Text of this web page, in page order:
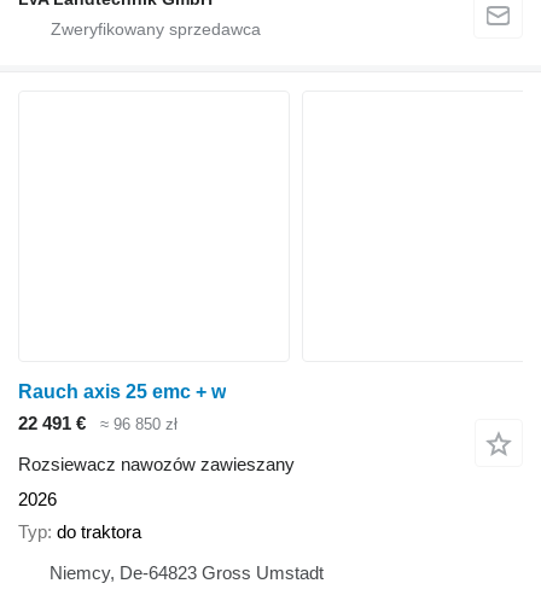
Rauch axis 25 emc + w
22 491 €
≈ 96 850 zł
Rozsiewacz nawozów zawieszany
2026
Typ do traktora
Niemcy, De-64823 Gross Umstadt